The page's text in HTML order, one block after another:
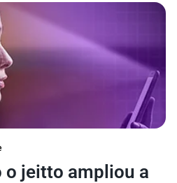
o jeitto ampliou a